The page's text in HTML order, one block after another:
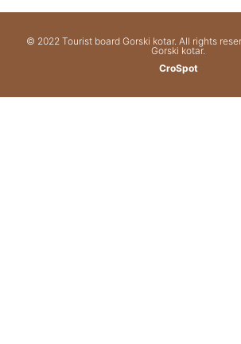
© 2022 Tourist board Gorski kotar. All rights
Gorski kotar.
CroSpot